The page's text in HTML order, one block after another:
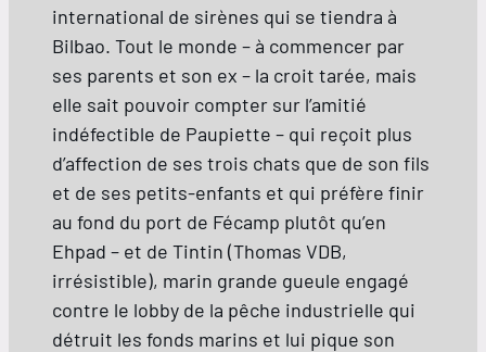
international de sirènes qui se tiendra à
Bilbao. Tout le monde – à commencer par
ses parents et son ex – la croit tarée, mais
elle sait pouvoir compter sur l’amitié
indéfectible de Paupiette – qui reçoit plus
d’affection de ses trois chats que de son fils
et de ses petits-enfants et qui préfère finir
au fond du port de Fécamp plutôt qu’en
Ehpad – et de Tintin (Thomas VDB,
irrésistible), marin grande gueule engagé
contre le lobby de la pêche industrielle qui
détruit les fonds marins et lui pique son